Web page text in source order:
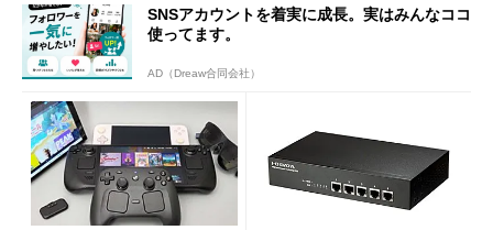
SNSアカウントを着実に成長。実はみんなココ
使ってます。
AD（Dreaw合同会社）